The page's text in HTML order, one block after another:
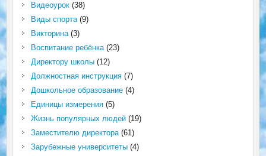
Видеоурок(38)
Виды спорта(9)
Викторина(3)
Воспитание ребёнка(23)
Директору школы(12)
Должностная инструкция(7)
Дошкольное образование(4)
Единицы измерения(5)
Жизнь популярных людей(19)
Заместителю директора(61)
Зарубежные университеты(4)